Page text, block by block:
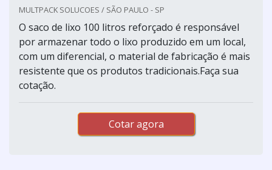
MULTPACK SOLUCOES / SÃO PAULO - SP
O saco de lixo 100 litros reforçado é responsável
por armazenar todo o lixo produzido em um local,
com um diferencial, o material de fabricação é mais
resistente que os produtos tradicionais.Faça sua
cotação.
Cotar agora